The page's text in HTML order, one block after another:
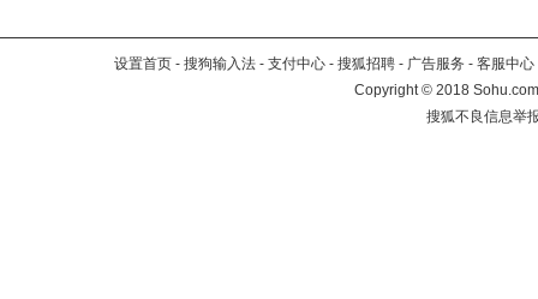
设置首页 - 搜狗输入法 - 支付中心 - 搜狐招聘 - 广告服务 - 客服中心
Copyright©2018
搜狐不良信息举